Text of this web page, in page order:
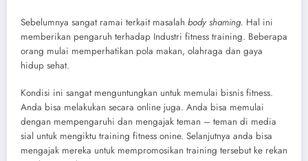
Sebelumnya sangat ramai terkait masalah body shaming. Hal ini
memberikan pengaruh terhadap Industri fitness training. Beberapa
orang mulai memperhatikan pola makan, olahraga dan gaya
hidup sehat.
Kondisi ini sangat menguntungkan untuk memulai bisnis fitness.
Anda bisa melakukan secara online juga. Anda bisa memulai
dengan mempengaruhi dan mengajak teman – teman di media
sial untuk mengiktu training fitness onine. Selanjutnya anda bisa
mengajak mereka untuk mempromosikan training tersebut ke rekan